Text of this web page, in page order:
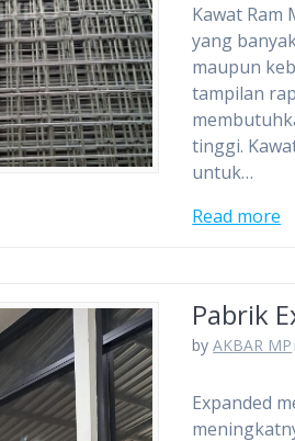
Kawat Ram
yang
maupun
tampilan
tinggi.
untuk…
Read more
Pabrik
byAKBAR MP
Expanded